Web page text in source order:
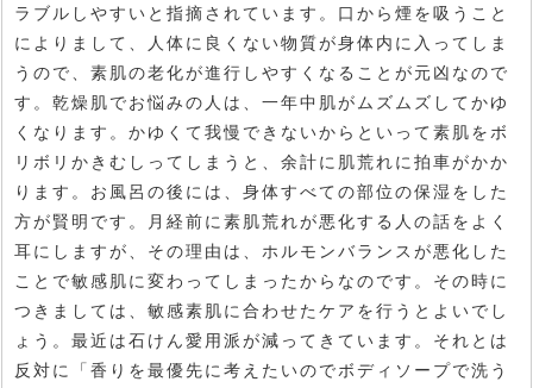
ラブルしやすいと指摘されています。口から煙を吸うこと
によりまして、人体に良くない物質が身体内に入ってしま
うので、素肌の老化が進行しやすくなることが元凶なので
す。乾燥肌でお悩みの人は、一年中肌がムズムズしてかゆ
くなります。かゆくて我慢できないからといって素肌をボ
リボリかきむしってしまうと、余計に肌荒れに拍車がかか
ります。お風呂の後には、身体すべての部位の保湿をした
方が賢明です。月経前に素肌荒れが悪化する人の話をよく
耳にしますが、その理由は、ホルモンバランスが悪化した
ことで敏感肌に変わってしまったからなのです。その時に
つきましては、敏感素肌に合わせたケアを行うとよいでし
ょう。最近は石けん愛用派が減ってきています。それとは
反対に「香りを最優先に考えたいのでボディソープで洗う